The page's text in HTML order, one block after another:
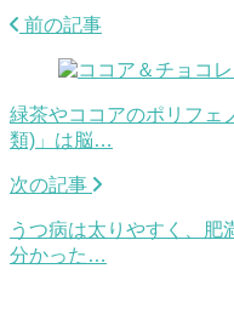
前の記事
緑茶やココアのポリフェ
類)」は脳…
次の記事
うつ病は太りやすく、肥
分かった…